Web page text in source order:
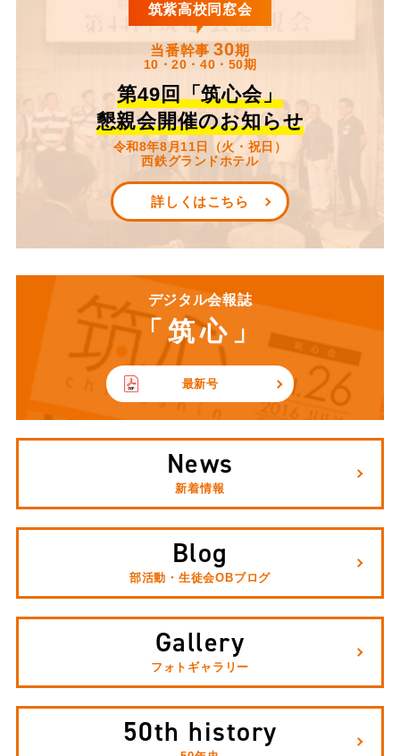
筑紫高校同窓会
当番幹事30期
10・20・40・50期
第49回「筑心会」
懇親会開催のお知らせ
令和8年8月11日（火・祝日）
西鉄グランドホテル
詳しくはこちら
デジタル会報誌
「筑心」
最新号
News
新着情報
Blog
部活動・生徒会OBブログ
Gallery
フォトギャラリー
50th history